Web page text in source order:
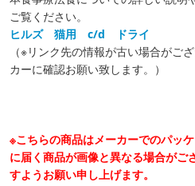
ご覧ください。
ヒルズ 猫用 c/d ドライ
（※リンク先の情報が古い場合がご
カーに確認お願い致します。）
※こちらの商品はメーカーでのパッ
に届く商品が画像と異なる場合がご
すようお願い申し上げます。